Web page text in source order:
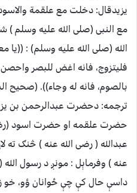
یزیدقال: دخلت مع علقمة
مع النبی (صلی الله علیه وسلم )
الله (صلی الله علیه وسلم) : ((یا
فلیتزوج، فانه اغض للبصر
بالصوم، فانه له وجاء)). (صحیح
ترجمه: دحضرت عبدالرحمن بن
حضرت علقمه او حضرت اسود
عبدالله ( رضی الله عنه ) څنګ ته
عنه ) وفرماېل : مونږ د رسول
داسې حال کې چې ځوانان ؤو، خو